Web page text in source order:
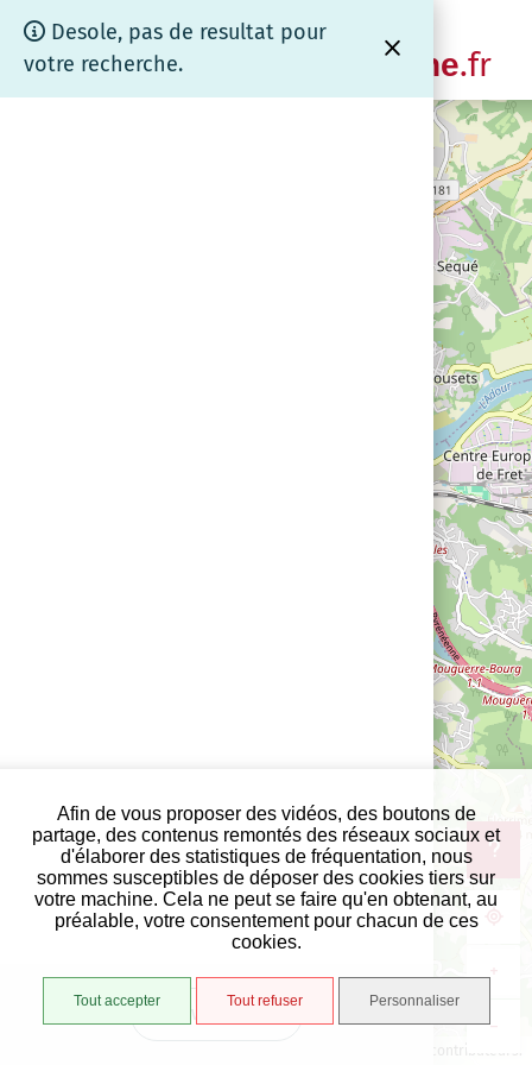
Panneau de gestion des cookies
Afin de vous proposer des vidéos, des boutons de
partage, des contenus remontés des réseaux sociaux et
d'élaborer des statistiques de fréquentation, nous
sommes susceptibles de déposer des cookies tiers sur
votre machine. Cela ne peut se faire qu'en obtenant, au
préalable, votre consentement pour chacun de ces
cookies.
Tout accepter Tout refuser Personnaliser
Cartographie
www.coeurdebrenne.fr
Desole, pas de resultat pour
votre recherche.
+
−
contributeurs.